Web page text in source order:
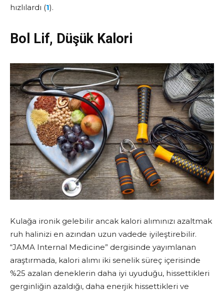
hızlılardı (1).
Bol Lif, Düşük Kalori
Kulağa ironik gelebilir ancak kalori alımınızı azaltmak
ruh halinizi en azından uzun vadede iyileştirebilir.
“JAMA Internal Medicine” dergisinde yayımlanan
araştırmada, kalori alımı iki senelik süreç içerisinde
%25 azalan deneklerin daha iyi uyuduğu, hissettikleri
gerginliğin azaldığı, daha enerjik hissettikleri ve